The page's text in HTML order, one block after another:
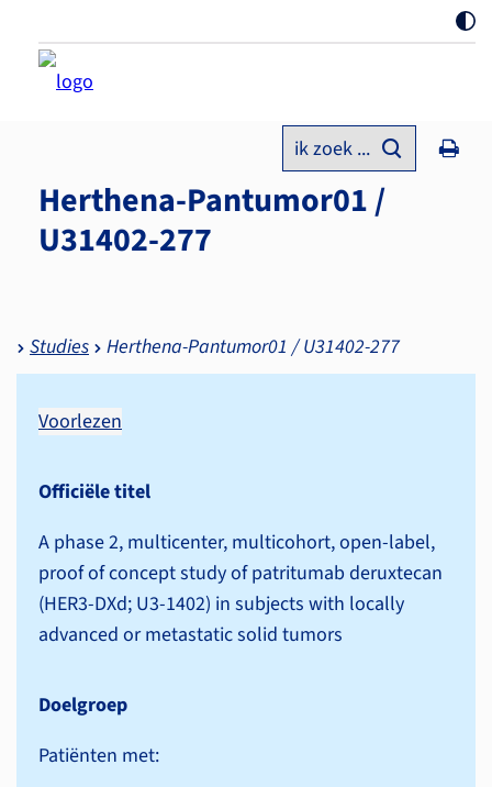
ik zoek ...
Herthena-Pantumor01 /
U31402-277
Studies Herthena-Pantumor01 / U31402-277
Voorlezen
Officiële titel
A phase 2, multicenter, multicohort, open-label,
proof of concept study of patritumab deruxtecan
(HER3-DXd; U3-1402) in subjects with locally
advanced or metastatic solid tumors
Doelgroep
Patiënten met: